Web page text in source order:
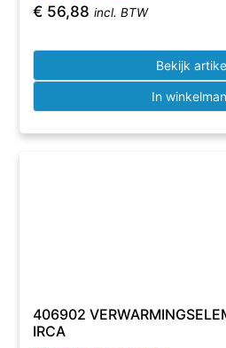
€ 56,88 incl. BTW
Bekijk
In
406902
IRCA